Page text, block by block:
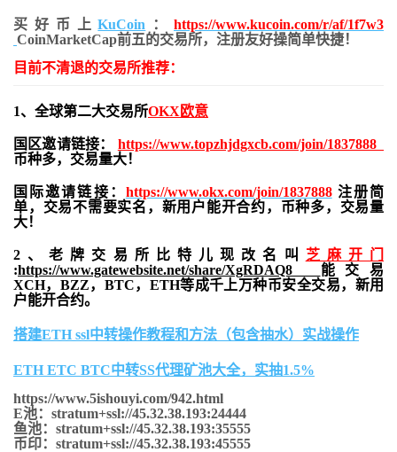
买好币上KuCoin ：https://www.kucoin.com/r/af/1f7w3
CoinMarketCap前五的交易所，注册友好操简单快捷！
目前不清退的交易所推荐：
1、全球第二大交易所OKX欧意
国区邀请链接： https://www.topzhjdgxcb.com/join/1837888
币种多，交易量大！
国际邀请链接： https://www.okx.com/join/1837888注册简
单，交易不需要实名，新用户能开合约， 币种多，交易量
大！
2、老牌交易所比特儿现改名叫 芝麻开门
:https://www.gatewebsite.net/share/XgRDAQ8 能交易
XCH，BZZ，BTC，ETH等成千上万种币安全交易，新用
户能开合约。
搭建ETH ssl中转操作教程和方法（包含抽水）实战操作
ETH ETC BTC中转SS代理矿池大全，实抽1.5%
https://www.5ishouyi.com/942.html
E池：stratum+ssl://45.32.38.193:24444
鱼池：stratum+ssl://45.32.38.193:35555
币印：stratum+ssl://45.32.38.193:45555